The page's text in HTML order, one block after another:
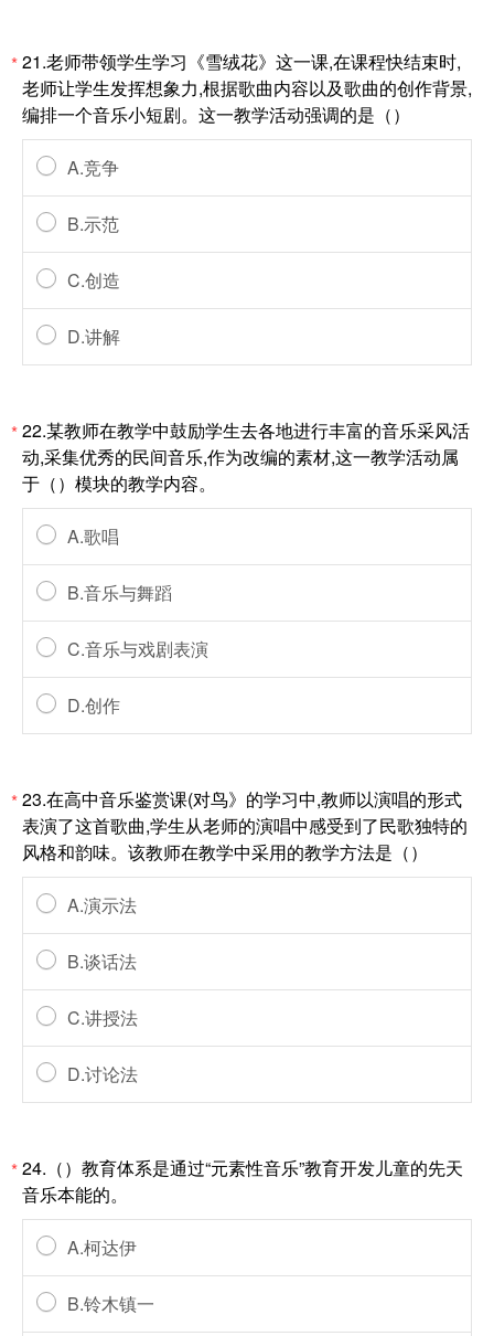
*21.老师带领学生学习《雪绒花》这一课,在课程快结束时,
老师让学生发挥想象力,根据歌曲内容以及歌曲的创作背景,
编排一个音乐小短剧。这一教学活动强调的是（）
A.竞争
B.示范
C.创造
D.讲解
*22.某教师在教学中鼓励学生去各地进行丰富的音乐采风活
动,采集优秀的民间音乐,作为改编的素材,这一教学活动属
于（）模块的教学内容。
A.歌唱
B.音乐与舞蹈
C.音乐与戏剧表演
D.创作
*23.在高中音乐鉴赏课(对鸟》的学习中,教师以演唱的形式
表演了这首歌曲,学生从老师的演唱中感受到了民歌独特的
风格和韵味。该教师在教学中采用的教学方法是（）
A.演示法
B.谈话法
C.讲授法
D.讨论法
*24.（）教育体系是通过“元素性音乐”教育开发儿童的先天
音乐本能的。
A.柯达伊
B.铃木镇一